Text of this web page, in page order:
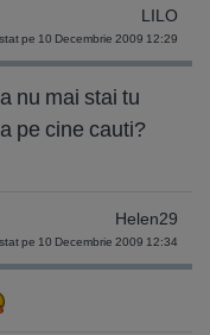
LILO
pe 10 Decembrie 2009 12:29
nu mai stai tu
pe cine cauti?
Helen29
pe 10 Decembrie 2009 12:34